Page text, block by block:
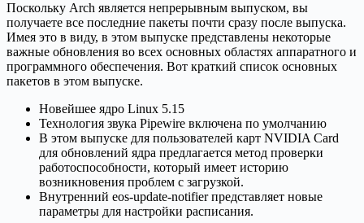
Поскольку Arch является непрерывным выпуском, вы
получаете все последние пакеты почти сразу после выпуска.
Имея это в виду, в этом выпуске представлены некоторые
важные обновления во всех основных областях аппаратного и
программного обеспечения. Вот краткий список основных
пакетов в этом выпуске.
Новейшее ядро Linux 5.15
Технология звука Pipewire включена по умолчанию
В этом выпуске для пользователей карт NVIDIA Card
для обновлений ядра предлагается метод проверки
работоспособности, который имеет историю
возникновения проблем с загрузкой.
Внутренний eos-update-notifier представляет новые
параметры для настройки расписания.